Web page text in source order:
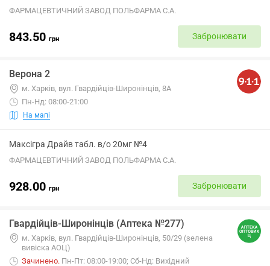
ФАРМАЦЕВТИЧНИЙ ЗАВОД ПОЛЬФАРМА С.А.
843.50 грн Забронювати
Верона 2
м. Харків, вул. Гвардійців-Широнінців, 8А
Пн-Нд: 08:00-21:00
На мапі
Максігра Драйв табл. в/о 20мг №4
ФАРМАЦЕВТИЧНИЙ ЗАВОД ПОЛЬФАРМА С.А.
928.00 грн Забронювати
Гвардійців-Широнінців (Аптека №277)
м. Харків, вул. Гвардійців-Широнінців, 50/29 (зелена
вивіска АОЦ)
Зачинено. Пн-Пт: 08:00-19:00; Сб-Нд: Вихідний